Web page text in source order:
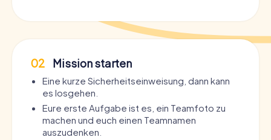
02 Mission starten
Eine kurze Sicherheitseinweisung, dann kann
es losgehen.
Eure erste Aufgabe ist es, ein Teamfoto zu
machen und euch einen Teamnamen
auszudenken.